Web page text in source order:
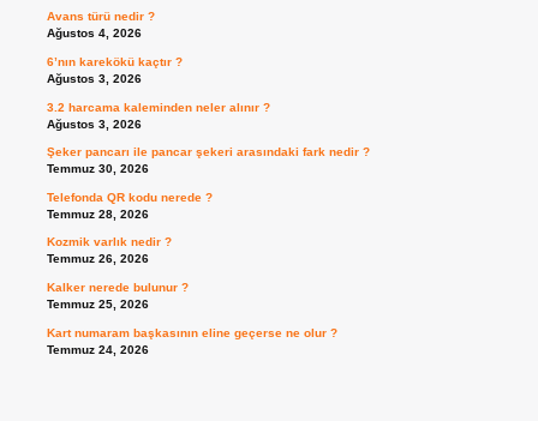
Avans türü nedir ?
Ağustos 4, 2026
6’nın karekökü kaçtır ?
Ağustos 3, 2026
3.2 harcama kaleminden neler alınır ?
Ağustos 3, 2026
Şeker pancarı ile pancar şekeri arasındaki fark nedir ?
Temmuz 30, 2026
Telefonda QR kodu nerede ?
Temmuz 28, 2026
Kozmik varlık nedir ?
Temmuz 26, 2026
Kalker nerede bulunur ?
Temmuz 25, 2026
Kart numaram başkasının eline geçerse ne olur ?
Temmuz 24, 2026